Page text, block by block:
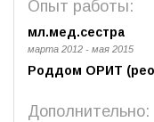
Опыт работы:
мл.мед.сестра
марта 2012 - мая 2015
Роддом ОРИТ
Дополнительно: